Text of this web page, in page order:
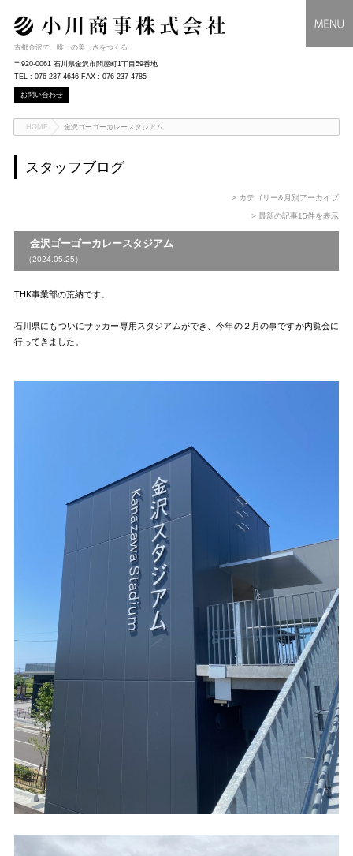
古都金沢で、唯一の美しさをつくる
〒920-0061 石川県金沢市問屋町1丁目59番地
TEL : 076-237-4646 FAX : 076-237-4785
お問い合わせ
HOME 金沢ゴーゴーカレースタジアム
スタッフブログ
> カテゴリー&月別アーカイブ
> 最新の記事15件を表示
金沢ゴーゴーカレースタジアム
（2024.05.25）
THK事業部の荒納です。
石川県にもついにサッカー専用スタジアムができ、今年の２月の事ですが内覧会に
行ってきました。